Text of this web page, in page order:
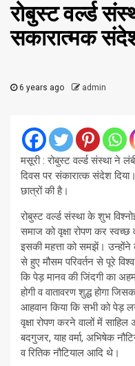
रोबुस्ट वर्ल्ड
सकारात्मक
6 years ago admin
मसूरी : रोबुस्ट वर्ल्ड संस्था ने
दिवस पर संकारात्क संदेश
छात्रों की है।
रोबुस्ट वर्ल्ड संस्था के शुभ
समाज को वृक्षा रोपण कर स्वच्छ
इसकी महत्ता को समझें।
से हुए मौसम परिवर्तन से पूरे
कि पेड़ मानव की जिंदगी का अहम
होगी व वातावरण शुद्ध होगा
आहवान किया कि सभी को पेड़
वृक्षा रोपण करने वालों में
बदगुजर, याह वर्मा, अभिषेक
व रितिक नौटियाल आदि थे।